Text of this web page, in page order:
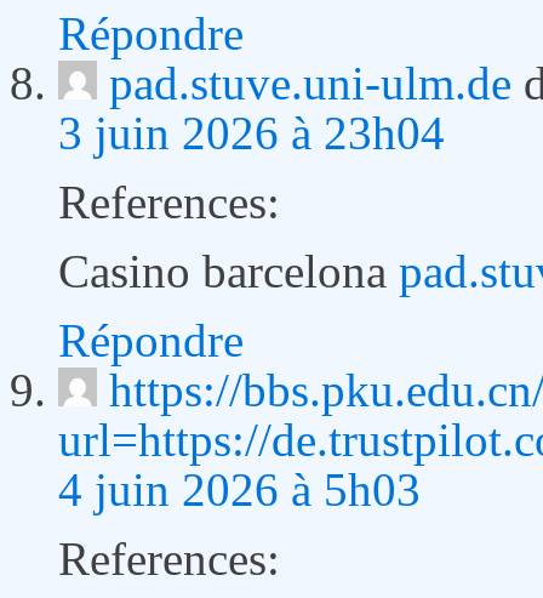
Répondre
pad.stuve.uni-ulm.de
3 juin 2026 à 23h04
References:
Casino barcelona
Répondre
https://
url=https://
4 juin 2026 à 5h03
References: